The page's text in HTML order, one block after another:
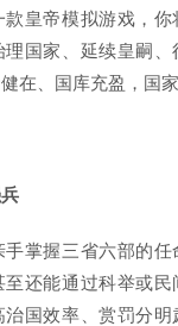
款皇帝模拟游戏，
理国家、延续皇嗣、
在、国库充盈，国
手掌握三省六部的任
至还能通过科举或
治国效率、赏罚分明